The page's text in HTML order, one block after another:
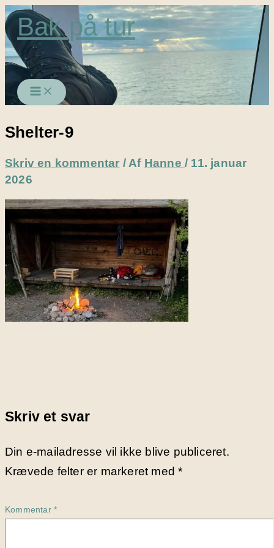
Gå
til
indholdet
Bak på tur
Shelter-9
Skriv en kommentar / Af Hanne/ 11. januar
2026
Skriv et svar
Din e-mailadresse vil ikke blive publiceret.
Krævede felter er markeret med*
Kommentar *